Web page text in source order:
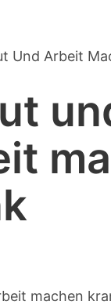
Und Arbeit
machen